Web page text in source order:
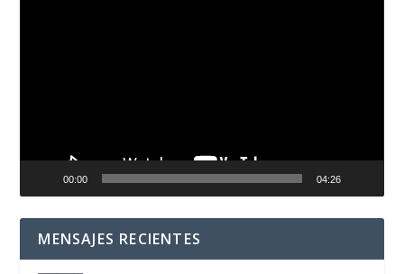
00:00 04:26
MENSAJES RECIENTES